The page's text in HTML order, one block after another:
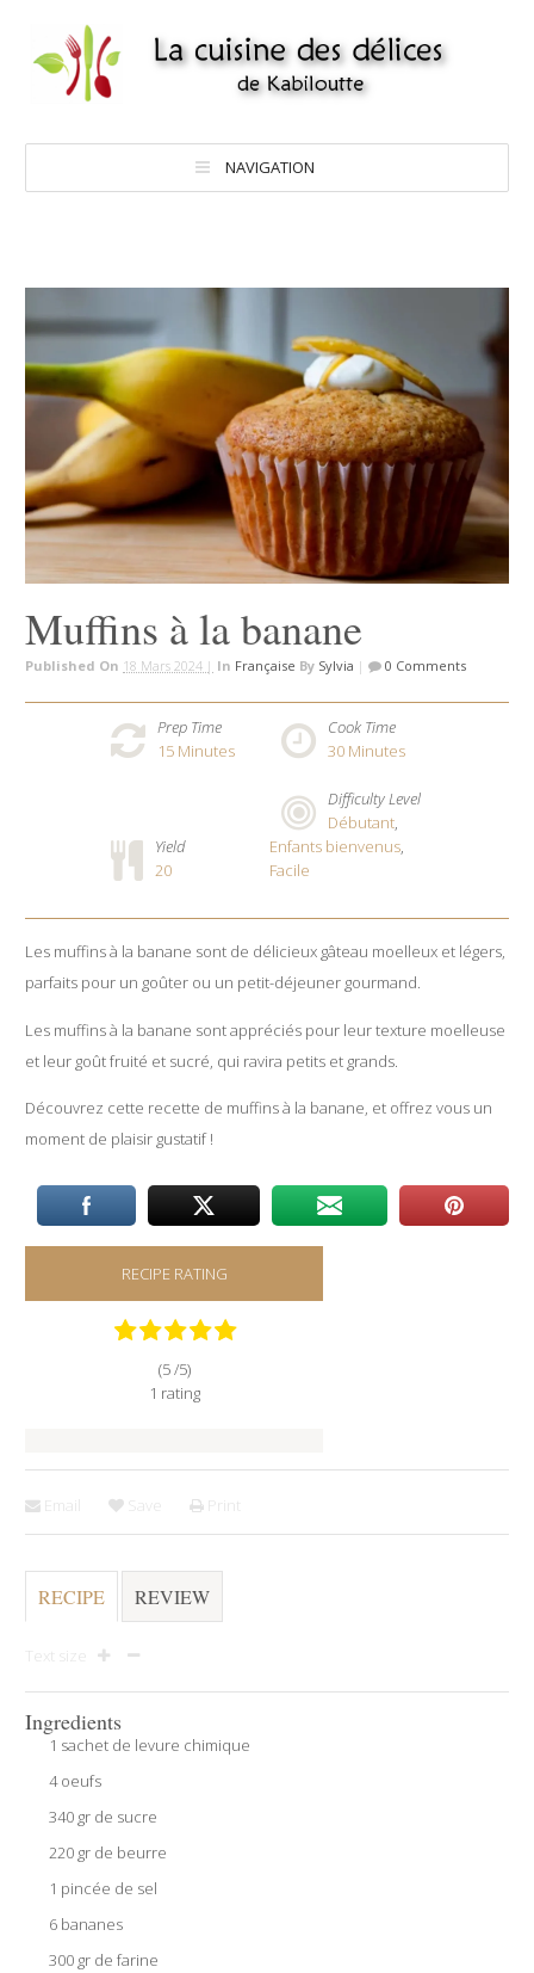
NAVIGATION
Muffins à la banane
Published On 18 Mars 2024 | In Française By Sylvia | 0 Comments
Prep Time
15Minutes
Cook Time
30Minutes
Yield
20
Difficulty Level
Débutant,
Enfants bienvenus,
Facile
Les muffins à la banane sont de délicieux gâteau moelleux et légers,
parfaits pour un goûter ou un petit-déjeuner gourmand.
Les muffins à la banane sont appréciés pour leur texture moelleuse
et leur goût fruité et sucré, qui ravira petits et grands.
Découvrez cette recette de muffins à la banane, et offrez vous un
moment de plaisir gustatif !
RECIPE RATING
(5 /5)
1 rating
Email Save Print
RECIPE REVIEW
Text size
Ingredients
1 sachet de levure chimique
4 oeufs
340 gr de sucre
220 gr de beurre
1 pincée de sel
6 bananes
300 gr de farine